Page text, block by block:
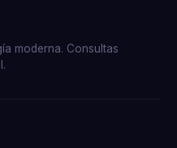
moderna. Consultas